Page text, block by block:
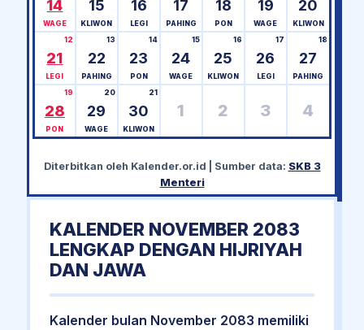
14
WAGE
15
KLIWON
16
LEGI
17
PAHING
18
PON
19
WAGE
20
KLIWON
21
12
LEGI
22
13
PAHING
23
14
PON
24
15
WAGE
25
16
KLIWON
26
17
LEGI
27
18
PAHING
28
19
PON
29
20
WAGE
30
21
KLIWON
1 2 3 4
Diterbitkan oleh Kalender.or.id | Sumber data: SKB 3
Menteri
KALENDER NOVEMBER 2083
LENGKAP DENGAN HIJRIYAH
DAN JAWA
Kalender bulan November 2083 memiliki